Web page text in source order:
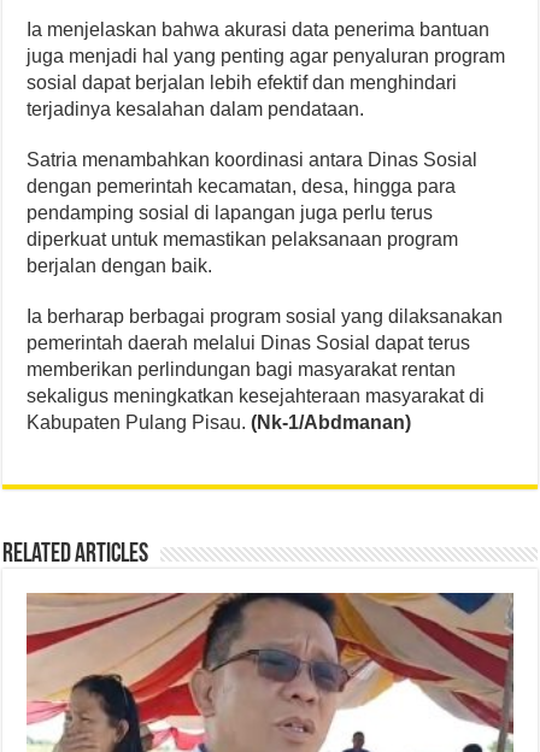
Ia menjelaskan bahwa akurasi data penerima bantuan
juga menjadi hal yang penting agar penyaluran program
sosial dapat berjalan lebih efektif dan menghindari
terjadinya kesalahan dalam pendataan.
Satria menambahkan koordinasi antara Dinas Sosial
dengan pemerintah kecamatan, desa, hingga para
pendamping sosial di lapangan juga perlu terus
diperkuat untuk memastikan pelaksanaan program
berjalan dengan baik.
Ia berharap berbagai program sosial yang dilaksanakan
pemerintah daerah melalui Dinas Sosial dapat terus
memberikan perlindungan bagi masyarakat rentan
sekaligus meningkatkan kesejahteraan masyarakat di
Kabupaten Pulang Pisau.(Nk-1/Abdmanan)
Related Articles